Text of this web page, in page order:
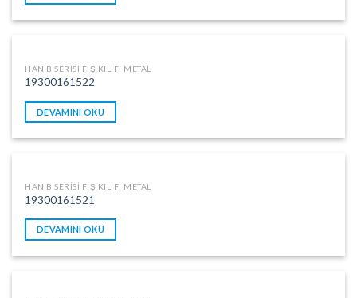
HAN B SERISI FIŞ KILIFI METAL
19300161522
DEVAMINI OKU
HAN B SERISI FIŞ KILIFI METAL
19300161521
DEVAMINI OKU